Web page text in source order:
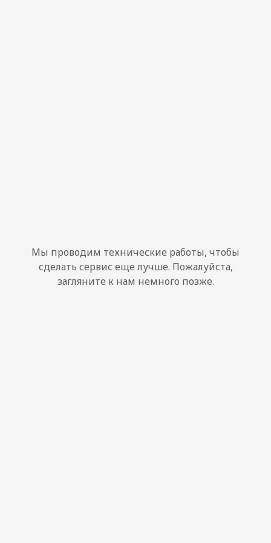
Мы проводим технические работы, чтобы
сделать сервис еще лучше. Пожалуйста,
загляните к нам немного позже.